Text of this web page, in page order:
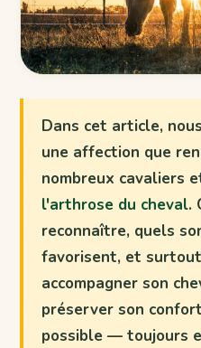
Dans cet article,
une affection que
nombreux cavaliers
l'arthrose du cheval.
reconnaître, quels
favorisent, et
accompagner son
préserver son
possible — toujours